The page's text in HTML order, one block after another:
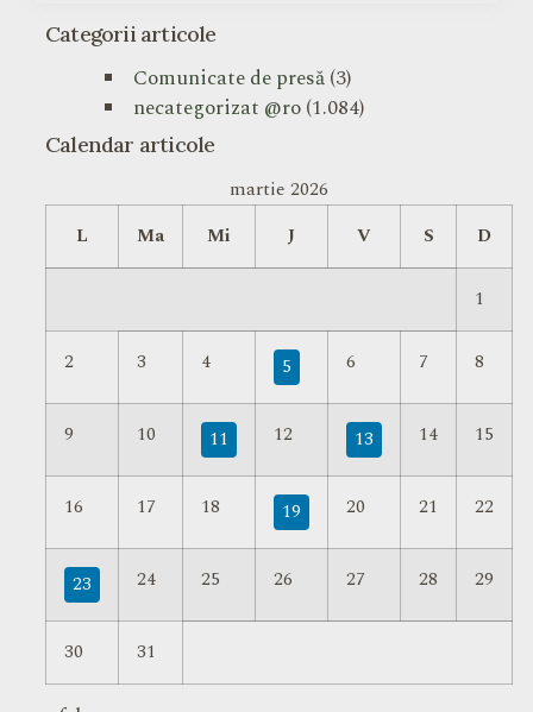
Categorii articole
Comunicate de presă(3)
necategorizat @ro(1.084)
Calendar articole
martie 2026
L
Ma Mi J V S D
1
2 3 4 5 6 7 8
9 10 11 12 13 14 15
16 17 18 19 20 21 22
23 24 25 26 27 28 29
30 31